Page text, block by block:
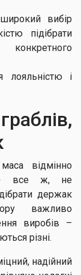
вибір
підібрати
лояльністю і
відмінно
все ж, не
держак
важливо
виробів –
різні.
надійний